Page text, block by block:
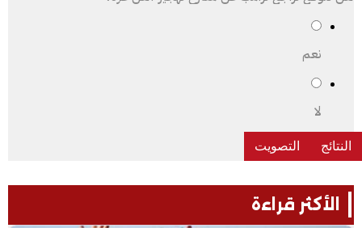
نعم
لا
الأكثر قراءة